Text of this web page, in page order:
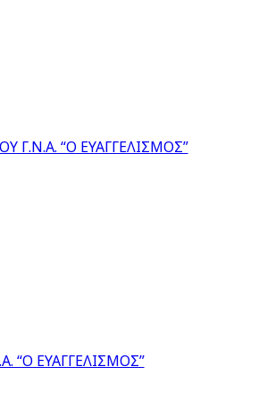
“Ο ΕΥΑΓΓΕΛΙΣΜΟΣ”
ΕΥΑΓΓΕΛΙΣΜΟΣ”